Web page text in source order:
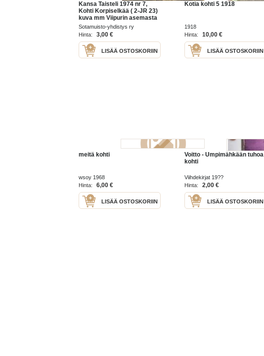
Kansa Taisteli 1974 nr 7,
Kohti Korpiselkää ( 2-JR 23)
kuva mm Viipurin asemasta
sekä taistelukartta
Ilmomantsi - Tohmajärvi.
Partisaanien hyökkäys Lokan
kylään.
Sotamuisto-yhdistys ry
Hinta:
3,00 €
LISÄÄ OSTOSKORIIN
Kotia kohti 5 1918
1918
Hinta:
10,00 €
LISÄÄ OSTOSKORIIN
meitä kohti
wsoy 1968
Hinta:
6,00 €
LISÄÄ OSTOSKORIIN
Voitto - Umpimähkään tuhoa
kohti
Viihdekirjat 19??
Hinta:
2,00 €
LISÄÄ OSTOSKORIIN